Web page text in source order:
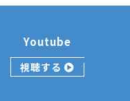
Youtube
視聴する